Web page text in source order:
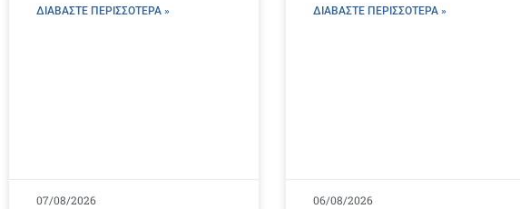
ΔΙΑΒΑΣΤΕ ΠΕΡΙΣΣΌΤΕΡΑ »
07/08/2026
ΔΙΑΒΑΣΤΕ ΠΕΡΙΣΣΌΤΕΡΑ »
06/08/2026